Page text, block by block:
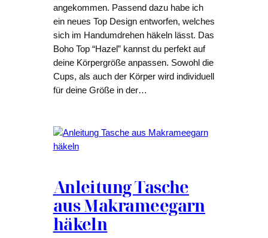
angekommen. Passend dazu habe ich
ein neues Top Design entworfen, welches
sich im Handumdrehen häkeln lässt. Das
Boho Top “Hazel” kannst du perfekt auf
deine Körpergröße anpassen. Sowohl die
Cups, als auch der Körper wird individuell
für deine Größe in der…
Anleitung Tasche
aus Makrameegarn
häkeln